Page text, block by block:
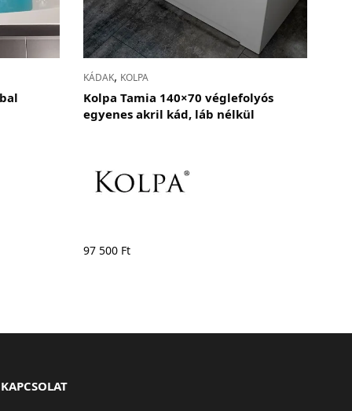
KÁDAK, KOLPA
Kolpa Tamia 140×70 véglefolyós
egyenes akril kád, láb nélkül
97 500 Ft
KAPCSOLAT